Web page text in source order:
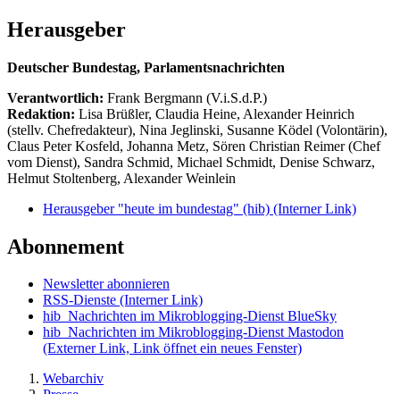
Herausgeber
Deutscher Bundestag, Parlamentsnachrichten
Verantwortlich: Frank Bergmann (V.i.S.d.P.)
Redaktion: Lisa Brüßler, Claudia Heine, Alexander Heinrich
(stellv. Chefredakteur), Nina Jeglinski, Susanne Ködel (Volontärin),
Claus Peter Kosfeld, Johanna Metz, Sören Christian Reimer (Chef
vom Dienst), Sandra Schmid, Michael Schmidt, Denise Schwarz,
Helmut Stoltenberg, Alexander Weinlein
Herausgeber "heute im bundestag" (hib) (Interner Link)
Abonnement
Newsletter abonnieren
RSS-Dienste (Interner Link)
hib_Nachrichten im Mikroblogging-Dienst BlueSky
hib_Nachrichten im Mikroblogging-Dienst Mastodon
(Externer Link, Link öffnet ein neues Fenster)
Webarchiv